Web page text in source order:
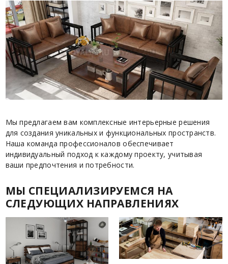
Мы предлагаем вам комплексные интерьерные решения
для создания уникальных и функциональных пространств.
Наша команда профессионалов обеспечивает
индивидуальный подход к каждому проекту, учитывая
ваши предпочтения и потребности.
МЫ СПЕЦИАЛИЗИРУЕМСЯ НА
СЛЕДУЮЩИХ НАПРАВЛЕНИЯХ